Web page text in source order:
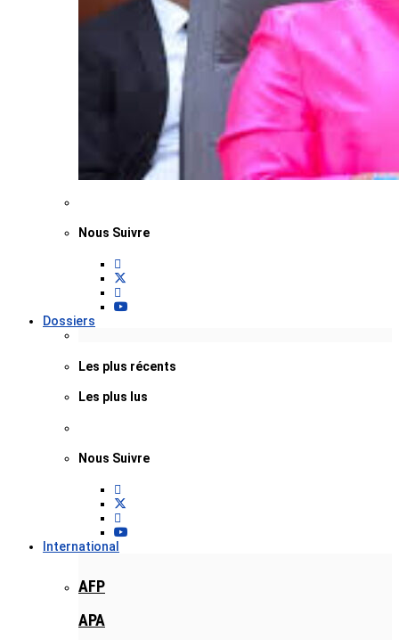
Nous Suivre
Dossiers
Les plus récents
Les plus lus
Nous Suivre
International
AFP
APA